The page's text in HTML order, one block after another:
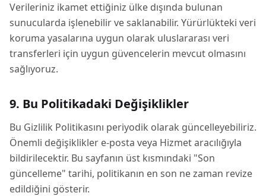
Verileriniz ikamet ettiğiniz ülke dışında bulunan
sunucularda işlenebilir ve saklanabilir. Yürürlükteki veri
koruma yasalarına uygun olarak uluslararası veri
transferleri için uygun güvencelerin mevcut olmasını
sağlıyoruz.
9. Bu Politikadaki Değişiklikler
Bu Gizlilik Politikasını periyodik olarak güncelleyebiliriz.
Önemli değişiklikler e-posta veya Hizmet aracılığıyla
bildirilecektir. Bu sayfanın üst kısmındaki "Son
güncelleme" tarihi, politikanın en son ne zaman revize
edildiğini gösterir.